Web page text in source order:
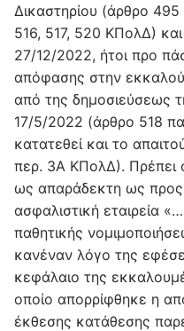
Δικαστηρίου (άρθρο 495
516, 517, 520 ΚΠολΔ)
27/12/2022, ήτοι προ
απόφασης στην
από της δημοσιεύσεως
17/5/2022 (άρθρο 518
κατατεθεί και το
περ. 3A ΚΠολΔ). Πρέπει
ως απαράδεκτη ως προς
ασφαλιστική εταιρεία
παθητικής
κανέναν λόγο της
κεφάλαιο της
οποίο απορρίφθηκε η
έκθεσης κατάθεσης